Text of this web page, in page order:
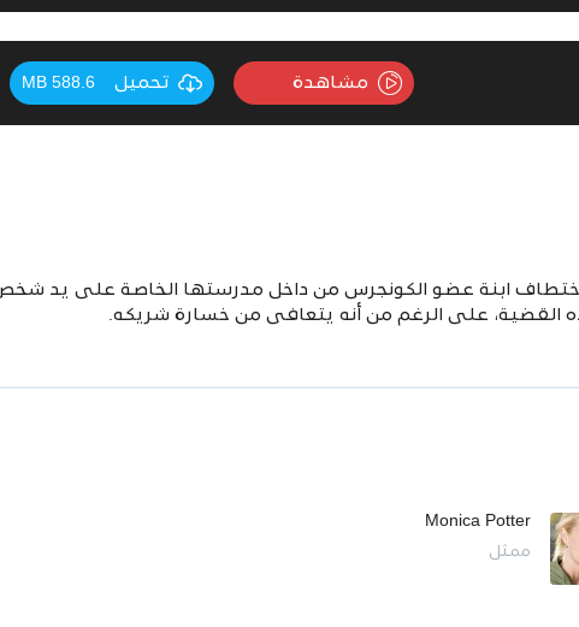
مشاهدة تحميل 588.6 MB
اختطاف ابنة عضو الكونجرس من داخل مدرستها الخاصة على يد
على الرغم من أنه يتعافى من خسارة شريكه.
Monica Potter
ممثل